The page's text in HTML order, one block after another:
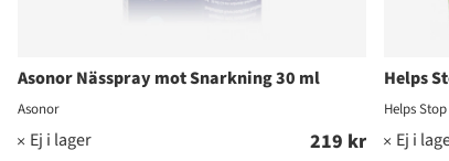
Asonor Nässpray mot Snarkning 30 ml
Asonor
219 kr
Helps
Helps